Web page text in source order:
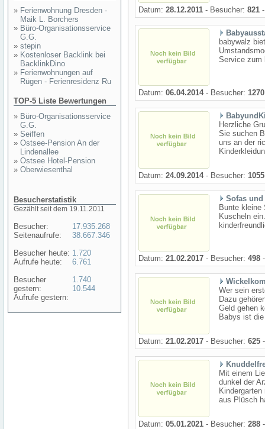
» Ferienwohnung Dresden -
Maik L. Borchers
» Büro-Organisationsservice
G.G.
» stepin
» Kostenloser Backlink bei
BacklinkDino
» Ferienwohnungen auf
Rügen - Ferienresidenz Ru
TOP-5 Liste Bewertungen
» Büro-Organisationsservice
G.G.
» Seiffen
» Ostsee-Pension An der
Lindenallee
» Ostsee Hotel-Pension
» Oberwiesenthal
Besucherstatistik
Gezählt seit dem 19.11.2011
Besucher:
Seitenaufrufe:
Besucher heute:
Aufrufe heute:
Besucher
gestern:
Aufrufe gestern:
17.935.268
38.667.346
1.720
6.761
1.740
10.544
Datum: 28.12.2011 - Besucher: 821
babywalz
Service zum
Datum: 06.04.2014- Besucher: 1270
Herzliche
Sie suchen
uns an der
Datum: 24.09.2014- Besucher: 1055
Sofas
Bunte kleine
Kuscheln
Datum: 21.02.2017 - Besucher: 498
Wer sein
Dazu
Geld gehen
Babys ist
Datum: 21.02.2017 - Besucher: 625
Mit einem
dunkel der
aus Plüsch
Datum: 05.01.2021 - Besucher: 288